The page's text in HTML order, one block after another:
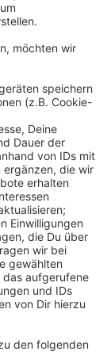
über 50
auch
Nachricht
seit Jahren
pro-
Außerdem
Filiale,
hatte,
in einem
der Standort
Essen,
Häuser des
Das
sich